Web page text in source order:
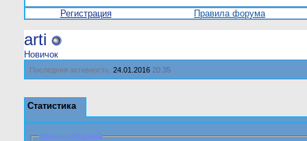
Регистрация
Правила форума
arti
Новичок
Последняя активность: 24.01.2016 20:35
Статистика
Всего сообщений